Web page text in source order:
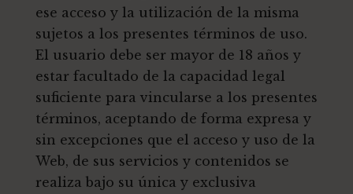
ese acceso y la utilización de la misma
sujetos a los presentes términos de uso.
El usuario debe ser mayor de 18 años y
estar facultado de la capacidad legal
suficiente para vincularse a los presentes
términos, aceptando de forma expresa y
sin excepciones que el acceso y uso de la
Web, de sus servicios y contenidos se
realiza bajo su única y exclusiva